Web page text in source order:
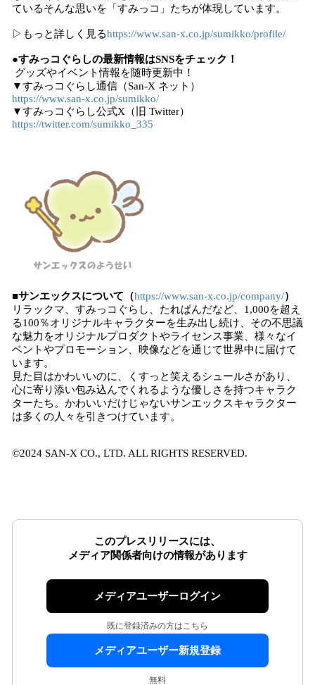
ているそんな思いを「すみっコ」たちが体現しています。
▷もっと詳しく見るhttps://www.san-x.co.jp/sumikko/profile/
●すみっコぐらしの最新情報はSNSをチェック！
グッズやイベント情報を随時更新中！
▼すみっコぐらし通信（San-X ネット）
https://www.san-x.co.jp/sumikko/
▼すみっコぐらし公式X（旧 Twitter）
https://twitter.com/sumikko_335
■サンエックスについて（https://www.san-x.co.jp/company/）
リラックマ、すみっコぐらし、たれぱんだなど、1,000を超え
る100％オリジナルキャラクターを生み出し続け、その不思議
な魅力をオリジナルプロダクトやライセンス事業、様々なイ
ベントやプロモーション、映像などを通じて世界中に届けて
います。
見た目はかわいいのに、くすっと笑えるシュールさがあり、
心に寄り添い包み込んでくれるような優しさを持つキャラク
ターたち。かわいいだけじゃないサンエックスキャラクター
は多くの人々を引きつけています。
©2024 SAN-X CO., LTD. ALL RIGHTS RESERVED.
このプレスリリースには、
メディア関係者向けの情報があります
メディアユーザーログイン
既に登録済みの方はこちら
メディアユーザー新規登録
無料